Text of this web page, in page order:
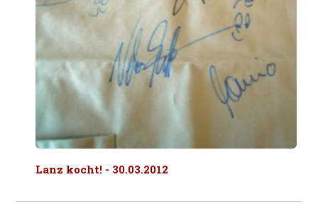
Lanz kocht! - 30.03.2012